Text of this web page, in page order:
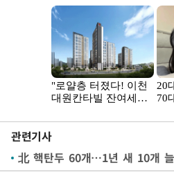
관련기사